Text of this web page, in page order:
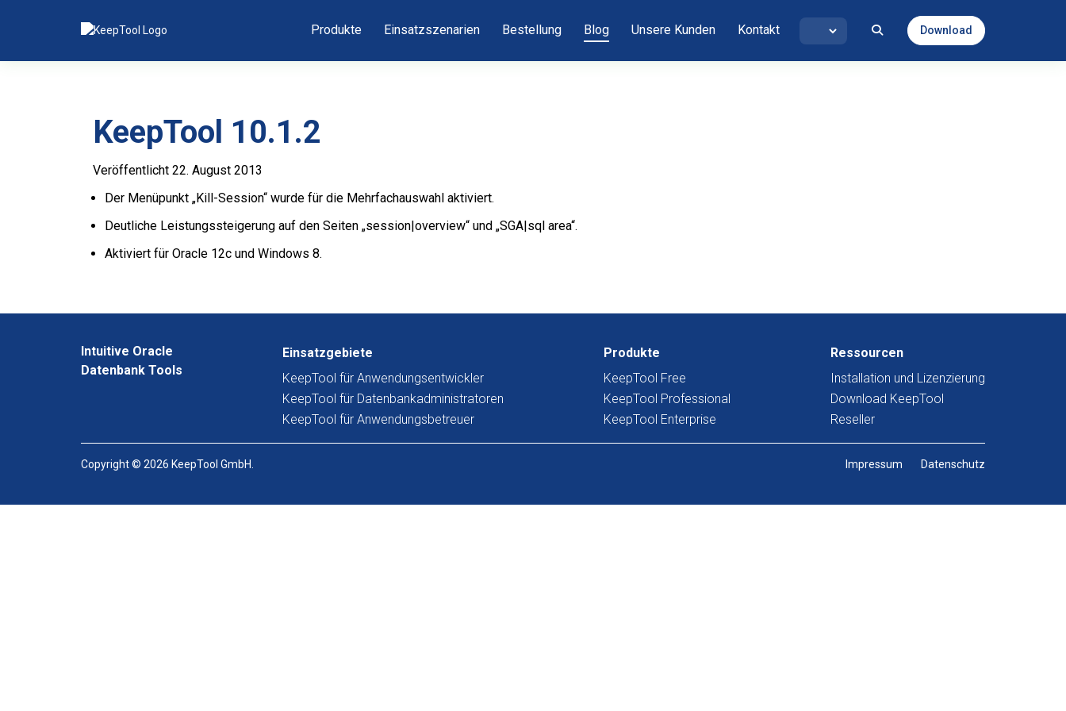
Produkte Einsatzszenarien Bestellung Blog Unsere Kunden Kontakt Download
KeepTool 10.1.2
Veröffentlicht 22. August 2013
Der Menüpunkt „Kill-Session“ wurde für die Mehrfachauswahl aktiviert.
Deutliche Leistungssteigerung auf den Seiten „session|overview“ und „SGA|sql area“.
Aktiviert für Oracle 12c und Windows 8.
Intuitive Oracle
Datenbank Tools
Einsatzgebiete
KeepTool für Anwendungsentwickler
KeepTool für Datenbankadministratoren
KeepTool für Anwendungsbetreuer
Produkte
KeepTool Free
KeepTool Professional
KeepTool Enterprise
Ressourcen
Installation und Lizenzierung
Download KeepTool
Reseller
Copyright © 2026 KeepTool GmbH. Impressum Datenschutz